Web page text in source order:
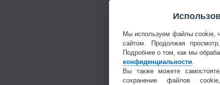
Мы используем файлы cookie,
сайтом. Продолжая
Подробнее о том, как мы
конфиденциальности
Вы также можете
сохранение файлов